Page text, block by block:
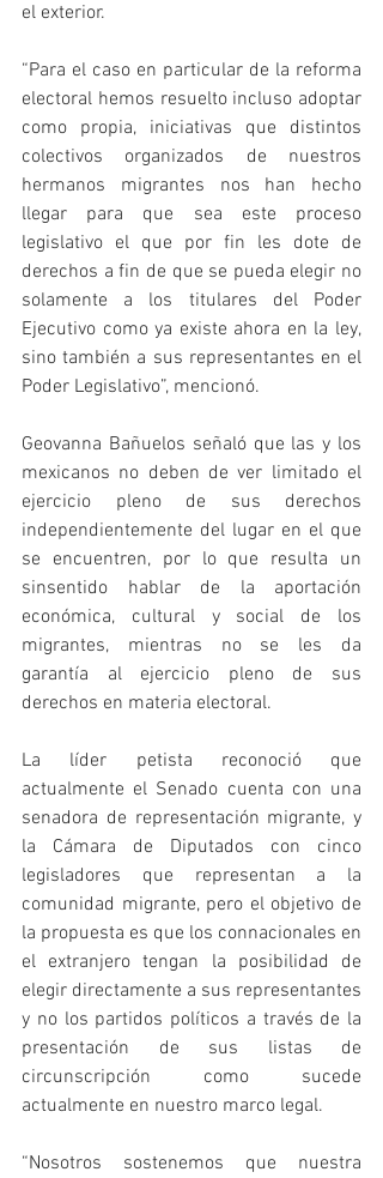
el exterior.
“Para el caso en particular de la reforma
electoral hemos resuelto incluso adoptar
como propia, iniciativas que distintos
colectivos organizados de nuestros
hermanos migrantes nos han hecho
llegar para que sea este proceso
legislativo el que por fin les dote de
derechos a fin de que se pueda elegir no
solamente a los titulares del Poder
Ejecutivo como ya existe ahora en la ley,
sino también a sus representantes en el
Poder Legislativo”, mencionó.
Geovanna Bañuelos señaló que las y los
mexicanos no deben de ver limitado el
ejercicio pleno de sus derechos
independientemente del lugar en el que
se encuentren, por lo que resulta un
sinsentido hablar de la aportación
económica, cultural y social de los
migrantes, mientras no se les da
garantía al ejercicio pleno de sus
derechos en materia electoral.
La líder petista reconoció que
actualmente el Senado cuenta con una
senadora de representación migrante, y
la Cámara de Diputados con cinco
legisladores que representan a la
comunidad migrante, pero el objetivo de
la propuesta es que los connacionales en
el extranjero tengan la posibilidad de
elegir directamente a sus representantes
y no los partidos políticos a través de la
presentación de sus listas de
circunscripción como sucede
actualmente en nuestro marco legal.
“Nosotros sostenemos que nuestra